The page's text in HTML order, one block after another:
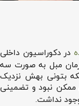
در دکوراسیون داخلی
زمان مبل به صورت سه
بتونی بهش نزدیک
نبود و تضمینی
نداشت.